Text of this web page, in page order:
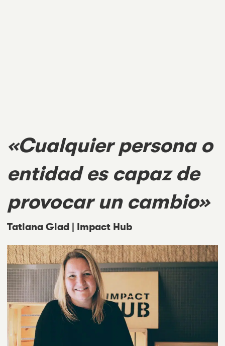
«Cualquier persona o
entidad es capaz de
provocar un cambio»
Tatiana Glad | Impact Hub